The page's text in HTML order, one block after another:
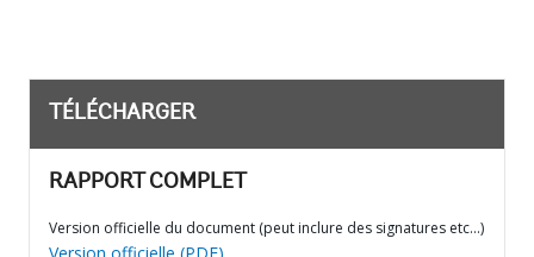
TÉLÉCHARGER
RAPPORT COMPLET
Version officielle du document (peut inclure des signatures etc…)